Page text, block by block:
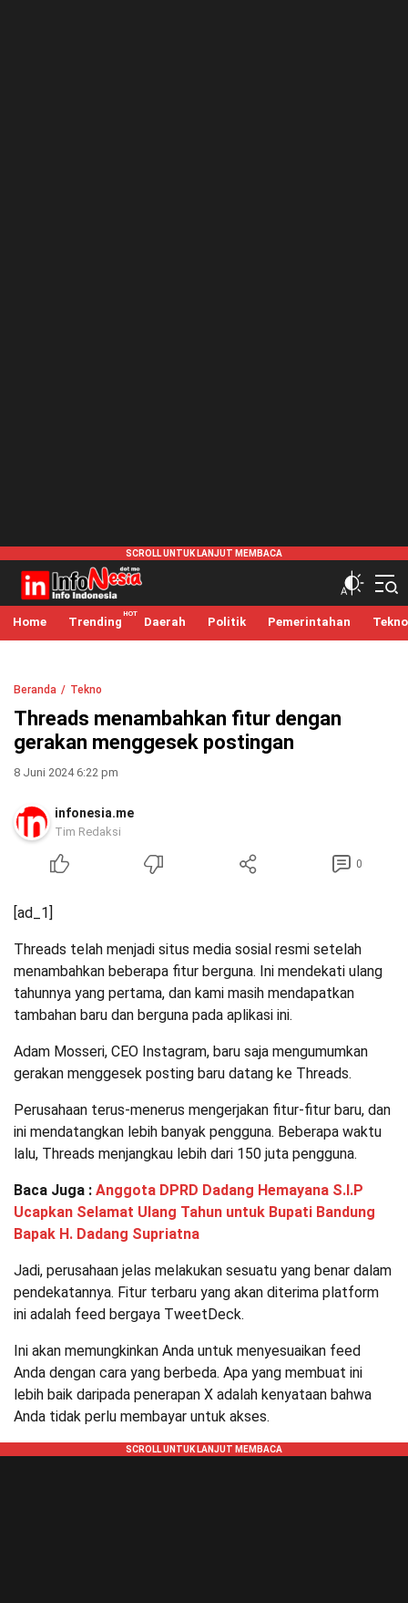
infonesia.me
Info Indonesia
Home Trending Daerah Politik Pemerintahan Tekno
Beranda Tekno
Threads menambahkan fitur dengan
gerakan menggesek postingan
8 Juni 2024 6:22 pm
infonesia.me
Tim Redaksi
0
[ad_1]
Threads telah menjadi situs media sosial resmi setelah
menambahkan beberapa fitur berguna. Ini mendekati ulang
tahunnya yang pertama, dan kami masih mendapatkan
tambahan baru dan berguna pada aplikasi ini.
Adam Mosseri, CEO Instagram, baru saja mengumumkan
gerakan menggesek posting baru datang ke Threads.
Perusahaan terus-menerus mengerjakan fitur-fitur baru, dan
ini mendatangkan lebih banyak pengguna. Beberapa waktu
lalu, Threads menjangkau lebih dari 150 juta pengguna.
Baca Juga : Anggota DPRD Dadang Hemayana S.I.P
Ucapkan Selamat Ulang Tahun untuk Bupati Bandung
Bapak H. Dadang Supriatna
Jadi, perusahaan jelas melakukan sesuatu yang benar dalam
pendekatannya. Fitur terbaru yang akan diterima platform
ini adalah feed bergaya TweetDeck.
Ini akan memungkinkan Anda untuk menyesuaikan feed
Anda dengan cara yang berbeda. Apa yang membuat ini
lebih baik daripada penerapan X adalah kenyataan bahwa
Anda tidak perlu membayar untuk akses.